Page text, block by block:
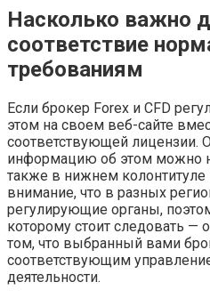
Насколько важно
соответствие
требованиям
Если брокер Forex и CFD
этом на своем веб-сайте
соответствующей лицензии.
информацию об этом можно
также в нижнем колонтитуле
внимание, что в разных
регулирующие органы,
которому стоит следовать —
том, что выбранный вами
соответствующим
деятельности.